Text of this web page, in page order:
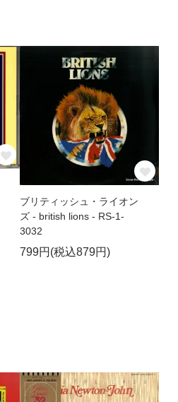
ブリティッシュ・ライオン
ズ - british lions - RS-1-
3032
799円(税込879円)